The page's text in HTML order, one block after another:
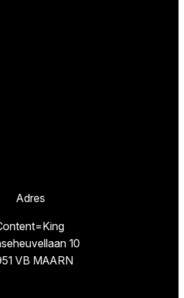
Adres
10
VB MAARN